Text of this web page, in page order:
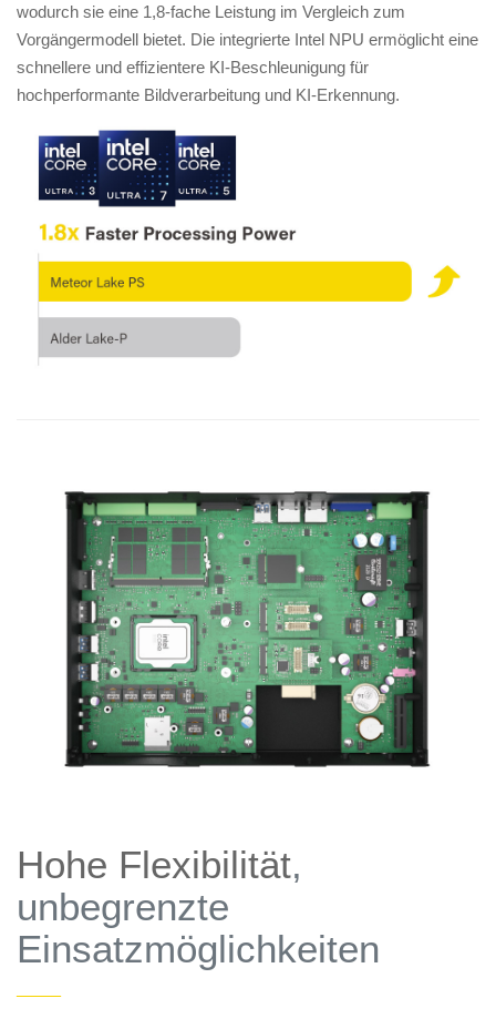
wodurch sie eine 1,8-fache Leistung im Vergleich zum
Vorgängermodell bietet. Die integrierte Intel NPU ermöglicht eine
schnellere und effizientere KI-Beschleunigung für
hochperformante Bildverarbeitung und KI-Erkennung.
Hohe Flexibilität,
unbegrenzte
Einsatzmöglichkeiten
——